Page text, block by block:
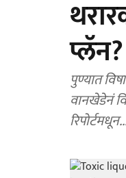
प्लॅन?
पुण्यात
वानखेडेनं